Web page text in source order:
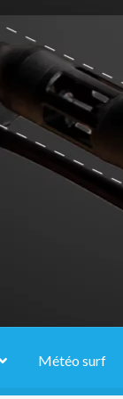
Météo surf